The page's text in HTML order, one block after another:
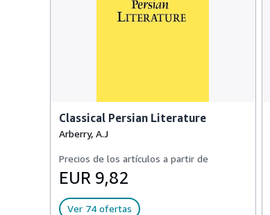
Classical Persian Literature
Arberry, A.J
Precios de los artículos a partir de
EUR 9,82
Ver 74 ofertas